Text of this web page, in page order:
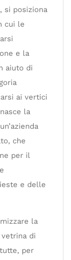
si posiziona
cui le
e la
aiuto di
ai vertici
la
che
per il
e delle
la
di
per